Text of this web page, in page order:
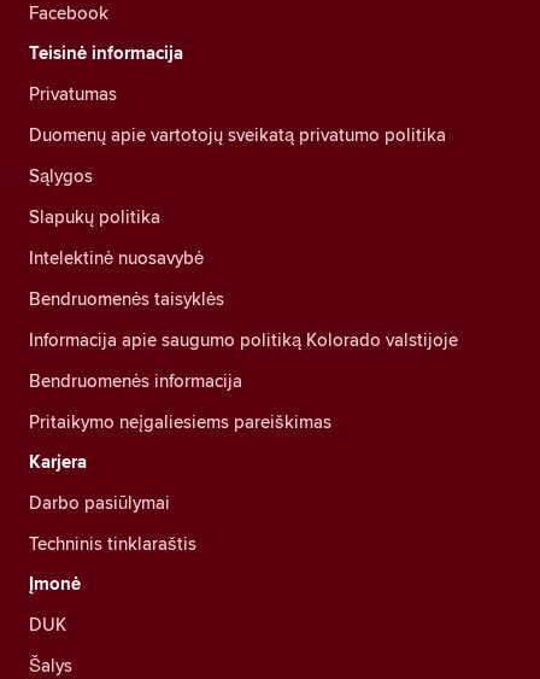
Facebook
Teisinė informacija
Privatumas
Duomenų apie vartotojų sveikatą privatumo politika
Sąlygos
Slapukų politika
Intelektinė nuosavybė
Bendruomenės taisyklės
Informacija apie saugumo politiką Kolorado valstijoje
Bendruomenės informacija
Pritaikymo neįgaliesiems pareiškimas
Karjera
Darbo pasiūlymai
Techninis tinklaraštis
Įmonė
DUK
Šalys